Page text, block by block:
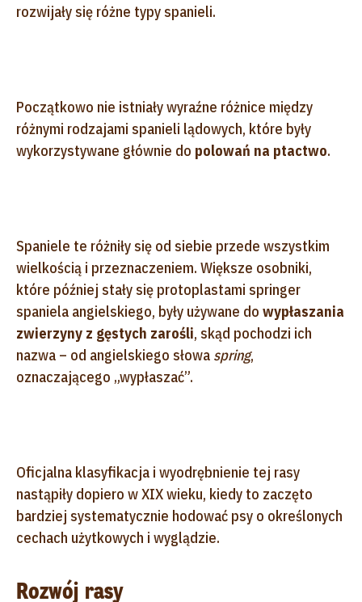
rozwijały się różne typy spanieli.
Początkowo nie istniały wyraźne różnice między
różnymi rodzajami spanieli lądowych, które były
wykorzystywane głównie do polowań na ptactwo.
Spaniele te różniły się od siebie przede wszystkim
wielkością i przeznaczeniem. Większe osobniki,
które później stały się protoplastami springer
spaniela angielskiego, były używane do wypłaszania
zwierzyny z gęstych zarośli, skąd pochodzi ich
nazwa – od angielskiego słowa spring,
oznaczającego „wypłaszać”.
Oficjalna klasyfikacja i wyodrębnienie tej rasy
nastąpiły dopiero w XIX wieku, kiedy to zaczęto
bardziej systematycznie hodować psy o określonych
cechach użytkowych i wyglądzie.
Rozwój rasy